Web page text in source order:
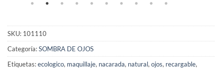
SKU: 101110
Categoría:SOMBRA DE OJOS
Etiquetas:ecologico, maquillaje, nacarada, natural,ojos, recargable,